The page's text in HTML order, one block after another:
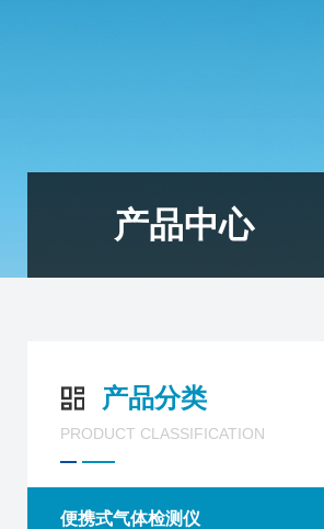
产品中心
产品分类
PRODUCT CLASSIFICATION
便携式气体检测仪